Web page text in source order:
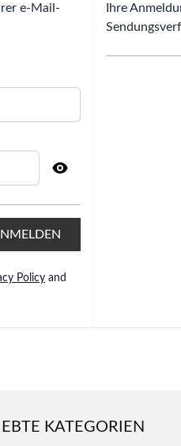
e-Mail-
Policy and
Ihre
KATEGORIEN